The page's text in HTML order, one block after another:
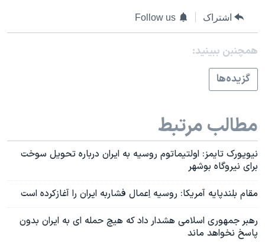
همایش محافظه‌کاران آمریکا «سی‌پک»
صفحه‌های ویژه
سفر پرزیدنت ترامپ به چین
اشتراک Follow us
همچنبن ببینید:
گزيده‌ها
مطالب مرتبط
نيويورک تايمز: اولتيماتوم روسيه به ايران درباره تحويل سوخت
برای نيروگاه بوشهر
مقام بلندپايه آمريکا: روسيه اِعمال فشاربه ايران را آغازکرده است
رهبر جمهوری اسلامی هشدار داد که هيچ حمله ای به ايران بدون
پاسخ نخواهد ماند